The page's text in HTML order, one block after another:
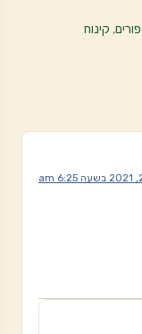
פורים, קינוח